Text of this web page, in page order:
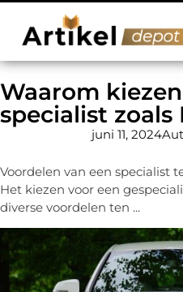
Waarom
specialist zoals
juni 11, 2024
Voordelen van een specialist
Het kiezen voor een
diverse voordelen ten ...